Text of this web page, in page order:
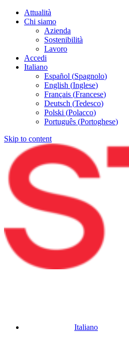
Attualità
Chi siamo
Azienda
Sostenibilità
Lavoro
Accedi
Italiano
Español (Spagnolo)
English (Inglese)
Français (Francese)
Deutsch (Tedesco)
Polski (Polacco)
Português (Portoghese)
Skip to content
Italiano